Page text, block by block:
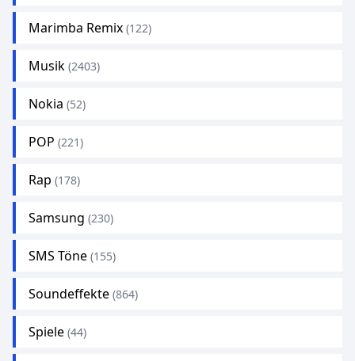
Marimba Remix (122)
Musik (2403)
Nokia (52)
POP (221)
Rap (178)
Samsung (230)
SMS Töne (155)
Soundeffekte (864)
Spiele (44)